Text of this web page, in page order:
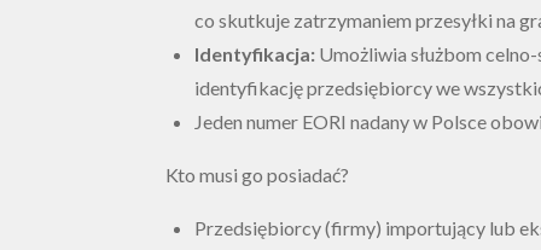
co skutkuje zatrzymaniem przesyłki na
Identyfikacja: Umożliwia służbom
identyfikację przedsiębiorcy we
Jeden numer EORI nadany w Polsce
Kto musi go posiadać?
Przedsiębiorcy (firmy) importujący lub